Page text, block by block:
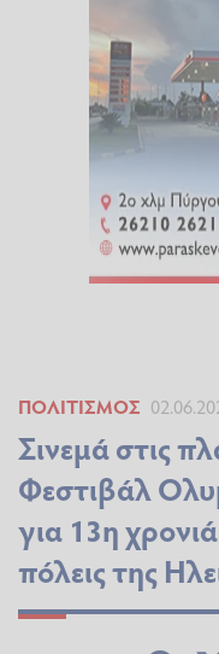
ΠΟΛΙΤΙΣΜΌΣ
Σινεμά στις
Φεστιβάλ
για 13η
πόλεις της